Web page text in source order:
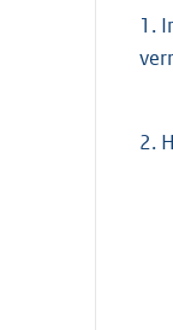
1.
2.